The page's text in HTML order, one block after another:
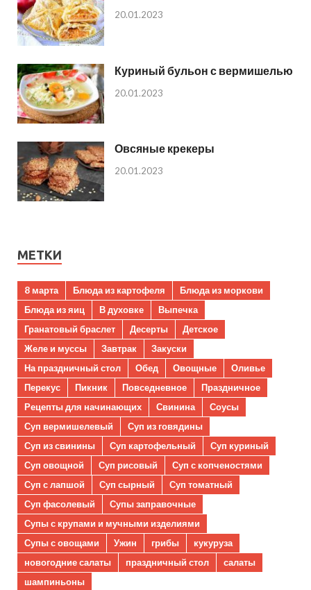
20.01.2023
Куриный бульон с вермишелью
20.01.2023
Овсяные крекеры
20.01.2023
МЕТКИ
8 марта Блюда из картофеля
Блюда из моркови
Блюда из яиц
В духовке
Выпечка
Гранатовый браслет
Десерты
Детское
Желе и муссы
Завтрак
Закуски
На праздничный стол
Обед Овощные
Оливье
Перекус
Пикник Повседневное
Праздничное
Рецепты для начинающих
Свинина
Соусы
Суп вермишелевый
Суп из говядины
Суп из свинины
Суп картофельный
Суп куриный
Суп овощной
Суп рисовый
Суп с копченостями
Суп с лапшой
Суп сырный
Суп томатный
Суп фасолевый
Супы заправочные
Супы с крупами и мучными изделиями
Супы с овощами
Ужин грибы
кукуруза
новогодние салаты
праздничный стол
салаты
шампиньоны